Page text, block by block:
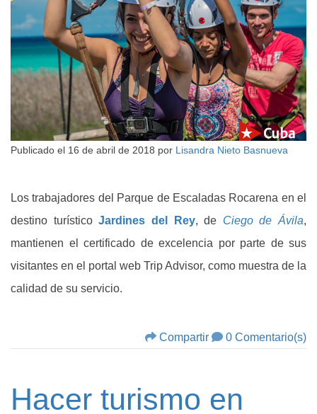
Publicado el 16 de abril de 2018 por Lisandra Nieto Basnueva
Los trabajadores del Parque de Escaladas Rocarena en el
destino turísticoJardines del Rey, de Ciego de Ávila,
mantienen el certificado de excelencia por parte de sus
visitantes en el portal web Trip Advisor, como muestra de la
calidad de su servicio.
Compartir 0 Comentario(s)
Hacer turismo en